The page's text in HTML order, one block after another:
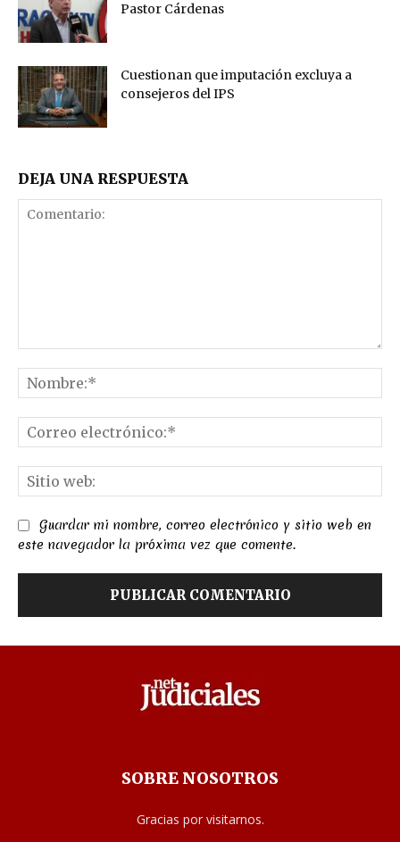
Pastor Cárdenas
Cuestionan que imputación excluya a
consejeros del IPS
DEJA UNA RESPUESTA
Guardar mi nombre, correo electrónico y sitio web en
este navegador la próxima vez que comente.
SOBRE NOSOTROS
Gracias por visitarnos.